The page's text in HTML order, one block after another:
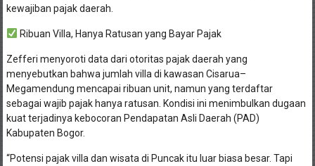
kewajiban pajak daerah.
Ribuan Villa, Hanya Ratusan yang Bayar Pajak
Zefferi menyoroti data dari otoritas pajak daerah yang
menyebutkan bahwa jumlah villa di kawasan Cisarua–
Megamendung mencapai ribuan unit, namun yang terdaftar
sebagai wajib pajak hanya ratusan. Kondisi ini menimbulkan dugaan
kuat terjadinya kebocoran Pendapatan Asli Daerah (PAD)
Kabupaten Bogor.
“Potensi pajak villa dan wisata di Puncak itu luar biasa besar. Tapi